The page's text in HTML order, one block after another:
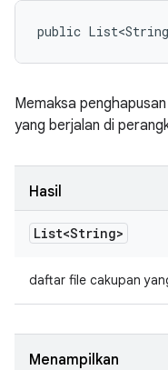
public
Memaksa
yang berjalan di
Hasil
List<String>
daftar file cakupan
Menampilkan